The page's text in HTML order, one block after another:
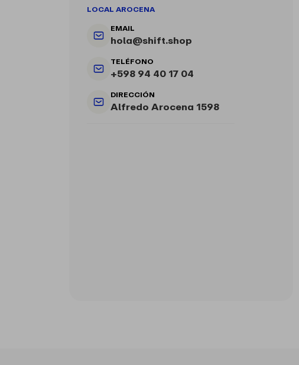
LOCAL AROCENA
EMAIL
hola@shift.shop
TELÉFONO
+598 94 40 17 04
DIRECCIÓN
Alfredo Arocena 1598